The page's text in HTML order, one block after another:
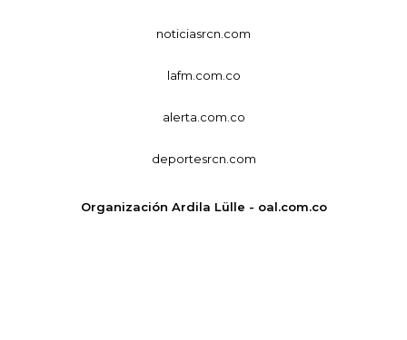
noticiasrcn.com
lafm.com.co
alerta.com.co
deportesrcn.com
Organización Ardila Lülle - oal.com.co